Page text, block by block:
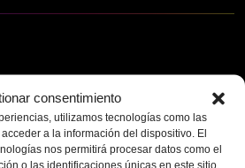
consentimiento
utilizamos tecnologías como las
a la información del dispositivo. El
nos permitirá procesar datos como el
o las identificaciones únicas en este sitio.